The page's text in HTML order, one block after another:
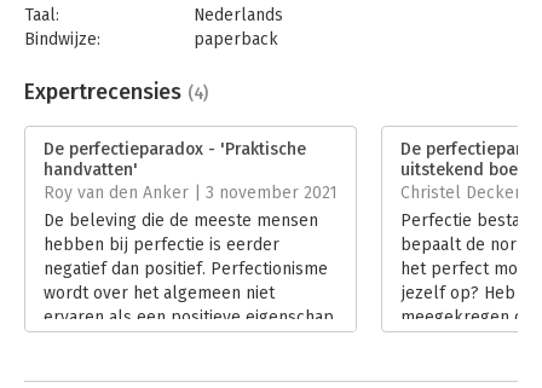
Taal:
Nederlands
Bindwijze:
paperback
Uitgever:
Boom
Verschijningsdatum:
14-4-2021
Hoofdrubriek: Leiderschap
Expertrecensies (4)
De perfectieparadox - 'Praktische
handvatten'
Roy van den Anker | 3 november 2021
De beleving die de meeste mensen
hebben bij perfectie is eerder
negatief dan positief. Perfectionisme
wordt over het algemeen niet
ervaren als een positieve eigenschap.
De
uitstekend boek'
Christel Deckers
Perfectie bestaat
bepaalt de
het perfect moet
jezelf op? Heb je
meegekregen of